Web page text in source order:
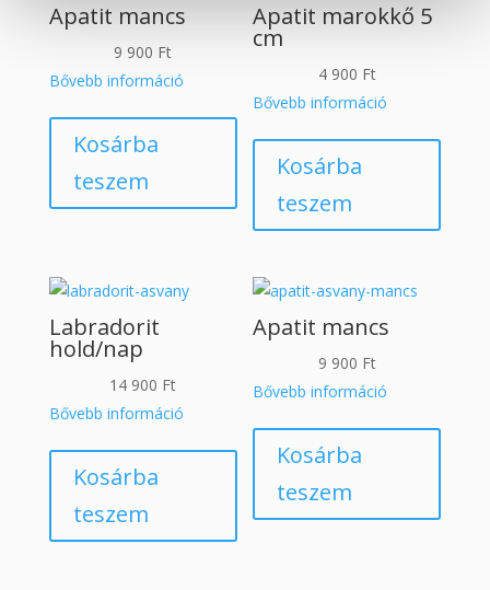
Apatit mancs
9 900 Ft
Bővebb információ
Kosárba
teszem
Apatit marokkő 5
cm
4 900 Ft
Bővebb információ
Kosárba
teszem
Labradorit
hold/nap
14 900 Ft
Bővebb információ
Kosárba
teszem
Apatit mancs
9 900 Ft
Bővebb információ
Kosárba
teszem